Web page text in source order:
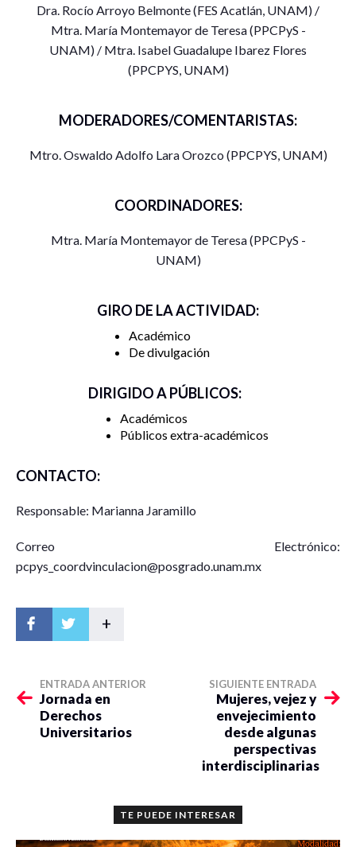
cosmopolita, la identidad competitiva, la marca – país, el
poder suave y la propaganda.
– Comunicar sobre casos de instrumentación de diplomacia
cultural y diplomacia pública en el mundo, dando especial
-Explorar las implicaciones de considerar la diplomacia
Dra. Rocío Arroyo Belmonte (FES Acatlán, UNAM) /
Mtra. María Montemayor de Teresa (PPCPyS -
UNAM) / Mtra. Isabel Guadalupe Ibarez Flores
(PPCPYS, UNAM)
MODERADORES/COMENTARISTAS:
Mtro. Oswaldo Adolfo Lara Orozco (PPCPYS, UNAM)
COORDINADORES:
Mtra. María Montemayor de Teresa (PPCPyS -
UNAM)
GIRO DE LA ACTIVIDAD:
Académico
De divulgación
DIRIGIDO A PÚBLICOS:
Académicos
Públicos extra-académicos
CONTACTO:
Responsable: Marianna Jaramillo
Correo Electrónico:
pcpys_coordvinculacion@posgrado.unam.mx
+
ENTRADA ANTERIOR
Jornada en
Derechos
Universitarios
SIGUIENTE ENTRADA
Mujeres, vejez y
envejecimiento
desde algunas
perspectivas
interdisciplinarias
TE PUEDE INTERESAR